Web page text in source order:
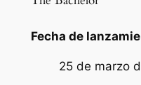
Fecha de
25 de marzo